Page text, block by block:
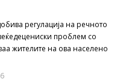
регулација на речното
проблем со
жителите на ова населено